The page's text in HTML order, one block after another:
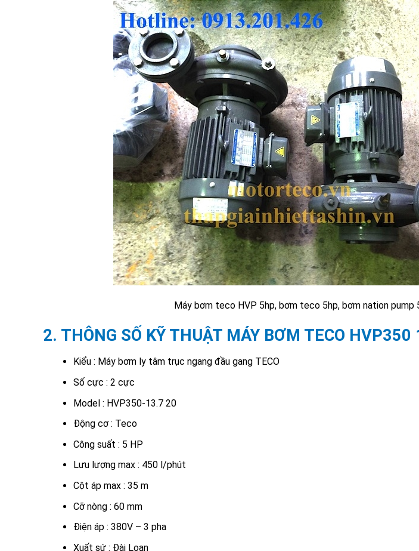
Máy bơm teco HVP 5hp, bơm teco 5hp, bơm nation pump
2. THÔNG SỐ KỸ THUẬT MÁY BƠM TECO HVP350
Kiểu : Máy bơm ly tâm trục ngang đầu gang TECO
Số cực : 2 cực
Model : HVP350-13.7 20
Động cơ : Teco
Công suất : 5 HP
Lưu lượng max : 450 l/phút
Cột áp max : 35 m
Cỡ nòng : 60 mm
Điện áp : 380V – 3 pha
Xuất sứ : Đài Loan